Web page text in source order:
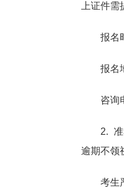
上证件
报名时
报名地
咨询电
2. 准考
逾期不领
考生严